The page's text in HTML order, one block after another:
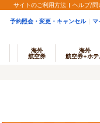
サイトのご利用方法 ヘルプ/問
予約照会・変更・キャンセル マ
海外
航空券
海外
航空券+ホテ